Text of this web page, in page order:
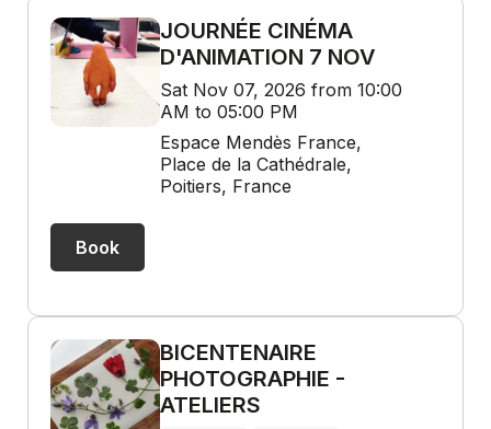
JOURNÉE CINÉMA
D'ANIMATION 7 NOV
Sat Nov 07, 2026 from 10:00
AM to 05:00 PM
Espace Mendès France,
Place de la Cathédrale,
Poitiers, France
Book
BICENTENAIRE
PHOTOGRAPHIE -
ATELIERS